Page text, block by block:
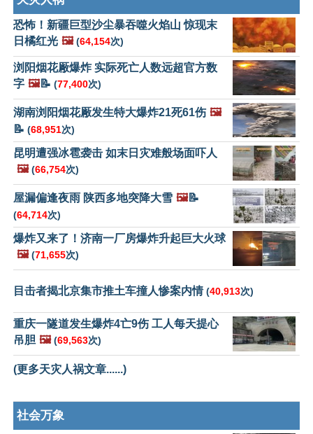
恐怖！新疆巨型沙尘暴吞噬火焰山 惊现末
日橘红光 🖼️ (64,154次)
浏阳烟花厰爆炸 实际死亡人数远超官方数
字 🖼️📝 (77,400次)
湖南浏阳烟花厰发生特大爆炸21死61伤 🖼️
📝 (68,951次)
昆明遭强冰雹袭击 如末日灾难般场面吓人
🖼️ (66,754次)
屋漏偏逢夜雨 陕西多地突降大雪 🖼️📝
(64,714次)
爆炸又来了！济南一厂房爆炸升起巨大火球
🖼️ (71,655次)
目击者揭北京集市推土车撞人惨案内情(40,913次)
重庆一隧道发生爆炸4亡9伤 工人每天提心
吊胆 🖼️ (69,563次)
(更多天灾人祸文章......)
社会万象